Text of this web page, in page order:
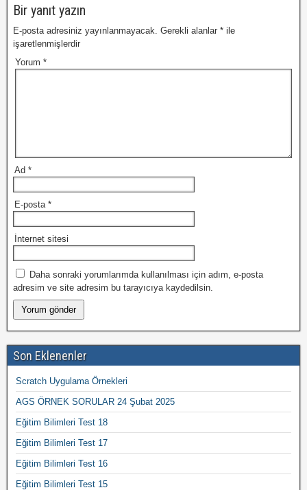
Bir yanıt yazın
E-posta adresiniz yayınlanmayacak. Gerekli alanlar * ile
işaretlenmişlerdir
Yorum *
Ad *
E-posta *
İnternet sitesi
Daha sonraki yorumlarımda kullanılması için adım, e-posta
adresim ve site adresim bu tarayıcıya kaydedilsin.
Son Eklenenler
Scratch Uygulama Örnekleri
AGS ÖRNEK SORULAR 24 Şubat 2025
Eğitim Bilimleri Test 18
Eğitim Bilimleri Test 17
Eğitim Bilimleri Test 16
Eğitim Bilimleri Test 15